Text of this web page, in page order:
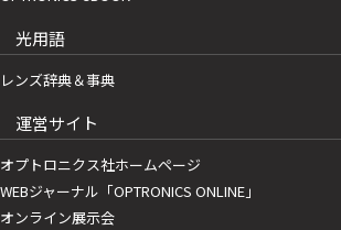
光用語
レンズ辞典＆事典
運営サイト
オプトロニクス社ホームページ
WEBジャーナル「OPTRONICS ONLINE」
オンライン展示会